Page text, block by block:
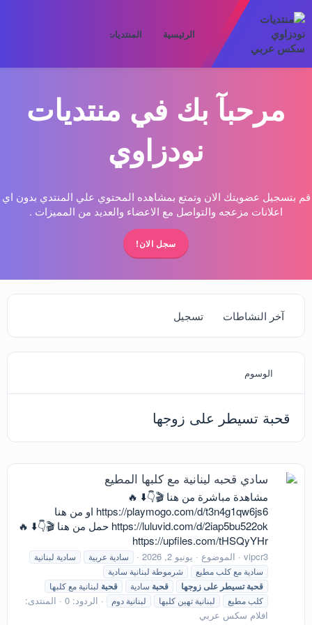
الرئيسية المنتديات
مرحبآ بك في منتديات
نودزاوي
قم بتسجيل عضويتك الان وتمتع بمشاهده المحتوي علي المنتدي بدون اي
اعلانات مزعجه والتواصل مع الاعضاء والعديد من المميزات .
سجل الان!
آخر النشاطات تسجيل
الوسوم
قحبة تسيطر على زوجها
سادي قحبه لينانية مع كلبها المطيع
مشاهدة مباشرة من هنا 🎬👇⬇️ 🔥
https://playmogo.com/d/t3n4g1qw6js6 او من هنا
https://luluvid.com/d/2iap5bu522ok حمل من هنا 🎬👇⬇️ 🔥
https://upfiles.com/tHSQyYHr
vipcr3 الموضوع يونيو 2, 2026 سادية عربية
سادية لبنانية
سادية مع كلب مطيع
شرموطة لبنانية سادية
قحبة تسيطر علىزوجها قحبة سادية قحبة لبنانية مع كلبها
كلب مطيع
لبنانية تهين كلبها لبنانية دوم الردود: 0
المنتدى:
افلام سكس عربي